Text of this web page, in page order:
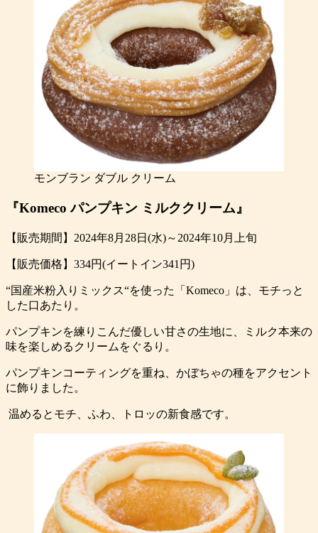
モンブラン ダブル クリーム
『Komeco パンプキン ミルククリーム』
【販売期間】2024年8月28日(水)～2024年10月上旬
【販売価格】334円(イートイン341円)
“国産米粉入りミックス“を使った「Komeco」は、モチっと
した口あたり。
パンプキンを練りこんだ優しい甘さの生地に、ミルク本来の
味を楽しめるクリームをぐるり。
パンプキンコーティングを重ね、かぼちゃの種をアクセント
に飾りました。
温めるとモチ、ふわ、トロッの新食感です。